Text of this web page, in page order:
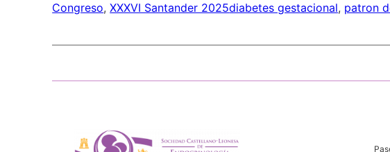
Congreso, XXXVI Santander 2025diabetes gestacional, patron